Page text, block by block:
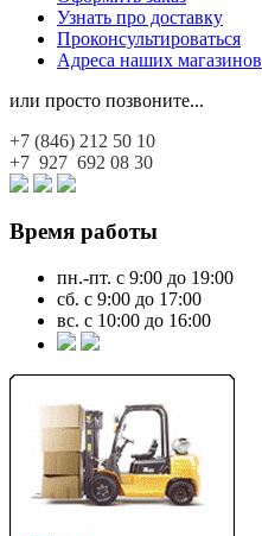
Узнать про доставку
Проконсультироваться
Адреса наших магазинов
или просто позвоните...
+7 (846) 212 50 10
+7 927 692 08 30
Время работы
пн.-пт. с 9:00 до 19:00
сб. с 9:00 до 17:00
вс. с 10:00 до 16:00